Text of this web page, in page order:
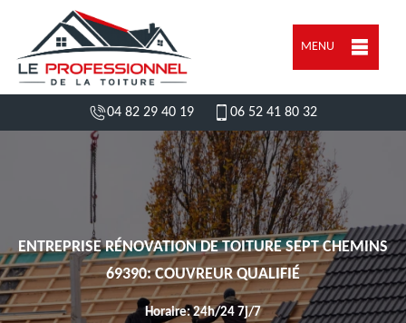
MENU
04 82 29 40 19 06 52 41 80 32
ENTREPRISE RÉNOVATION DE TOITURE SEPT CHEMINS
69390: COUVREUR QUALIFIÉ
Horaire: 24h/24 7j/7